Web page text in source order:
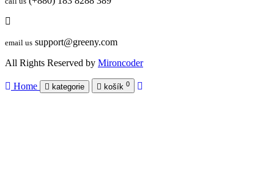
email us support@greeny.com
All Rights Reserved by Mironcoder
Home kategorie košík 0